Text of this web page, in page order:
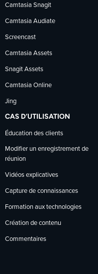
Camtasia Snagit
Camtasia Audiate
Screencast
Camtasia Assets
Snagit Assets
Camtasia Online
Jing
CAS D’UTILISATION
Éducation des clients
Modifier un enregistrement de
réunion
Vidéos explicatives
Capture de connaissances
Formation aux technologies
Création de contenu
Commentaires